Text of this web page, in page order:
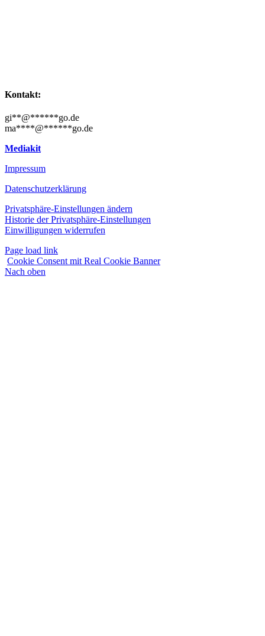
Kontakt:
gi**@******go.de
ma****@******go.de
Mediakit
Impressum
Datenschutzerklärung
Privatsphäre-Einstellungen ändern
Historie der Privatsphäre-Einstellungen
Einwilligungen widerrufen
Page load link
Cookie Consent mit Real Cookie Banner
Nach oben